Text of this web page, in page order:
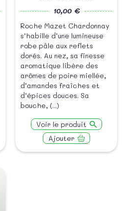
10,00 €
Roche Mazet Chardonnay
s’habille d’une lumineuse
robe pâle aux reflets
dorés. Au nez, sa finesse
aromatique libère des
arômes de poire miellée,
d’amandes fraîches et
d’épices douces. Sa
bouche, (...)
Voir le produit
Ajouter